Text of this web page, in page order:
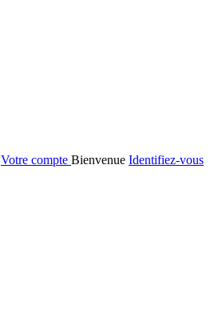
Votre compte Bienvenue Identifiez-vous